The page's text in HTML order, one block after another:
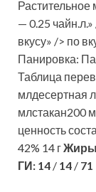
Растительное
— 0.25
вкусу» /> по
Панировка:
Таблица
млдесертная
млстакан200
ценность
42% 14 гЖиры
ГИ: 14 / 14 / 71